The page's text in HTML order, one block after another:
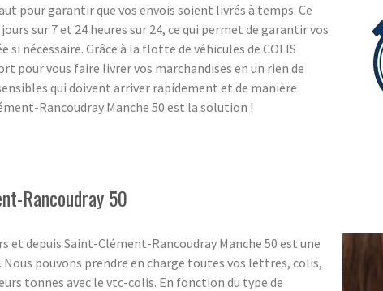
pour garantir que vos envois soient livrés à temps. Ce
sur 7 et 24 heures sur 24, ce qui permet de garantir vos
nécessaire. Grâce à la flotte de véhicules de COLIS
pour vous faire livrer vos marchandises en un rien de
qui doivent arriver rapidement et de manière
Rancoudray Manche 50 est la solution !
Rancoudray 50
et depuis Saint-Clément-Rancoudray Manche 50 est une
pouvons prendre en charge toutes vos lettres, colis,
tonnes avec le vtc-colis. En fonction du type de